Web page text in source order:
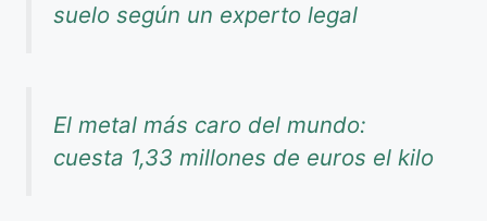
suelo según un experto legal
El metal más caro del mundo:
cuesta 1,33 millones de euros el kilo